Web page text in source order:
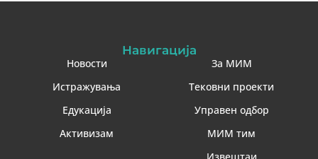
Навигација
Новости
Истражувања
Едукација
Активизам
За МИМ
Тековни проекти
Управен одбор
МИМ тим